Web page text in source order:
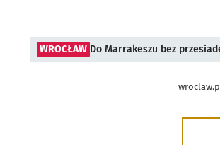
WROCŁAW Do Marrakeszu bez